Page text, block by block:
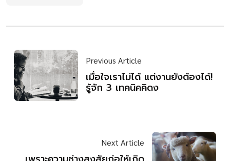
Previous Article
เมื่อใจเราไม่ได้ แต่งานยังต้องได้!
รู้จัก 3 เทคนิคคิดง
Next Article